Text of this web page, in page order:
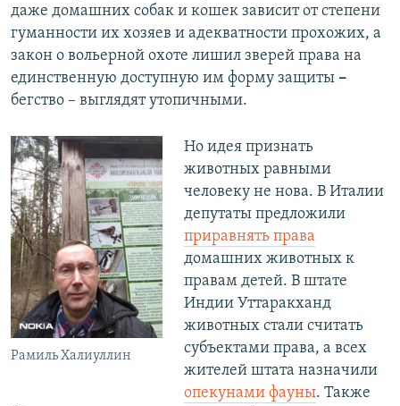
даже домашних собак и кошек зависит от степени
гуманности их хозяев и адекватности прохожих, а
закон о вольерной охоте лишил зверей права на
единственную доступную им форму защиты –
бегство – выглядят утопичными.
Рамиль Халиуллин
Но идея признать
животных равными
человеку не нова. В Италии
депутаты предложили
приравнять права
домашних животных к
правам детей. В штате
Индии Уттаракханд
животных стали считать
субъектами права, а всех
жителей штата назначили
опекунами фауны. Также